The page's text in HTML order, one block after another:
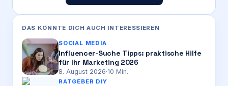
DAS KÖNNTE DICH AUCH INTERESSIEREN
SOCIAL MEDIA
Influencer-Suche Tipps: praktische Hilfe
für Ihr Marketing 2026
8. August 2026·10 Min.
RATGEBER DIY